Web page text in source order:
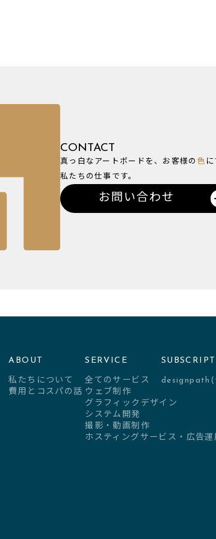
CONTACT
真っ白なアートボードを、お客様の 色
私たちの仕事です。
お問い合わせ
ABOUT
私たちについて
費用とコスパの話
SERVICE
全てのサービス
ウェブ制作
グラフィックデザイン
システム開発
撮影・動画制作
ホスティングサービス・広告運
designpath(